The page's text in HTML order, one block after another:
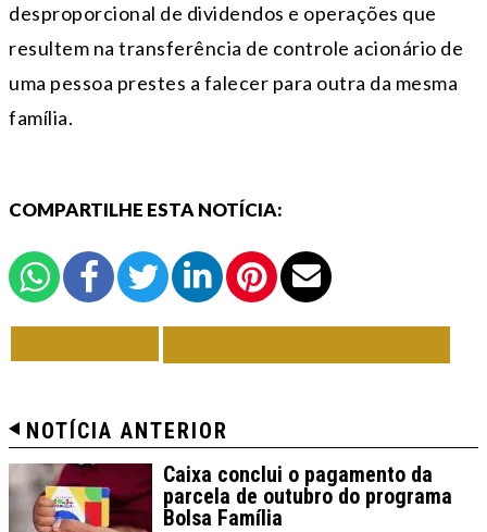
desproporcional de dividendos e operações que
resultem na transferência de controle acionário de
uma pessoa prestes a falecer para outra da mesma
família.
COMPARTILHE ESTA NOTÍCIA:
NOTÍCIA ANTERIOR
Caixa conclui o pagamento da
parcela de outubro do programa
Bolsa Família